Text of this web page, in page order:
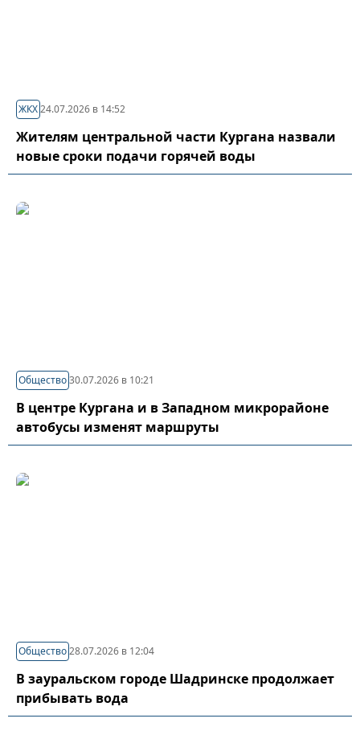
ЖКХ24.07.2026 в 14:52
Жителям центральной части Кургана назвали
новые сроки подачи горячей воды
Общество30.07.2026 в 10:21
В центре Кургана и в Западном микрорайоне
автобусы изменят маршруты
Общество28.07.2026 в 12:04
В зауральском городе Шадринске продолжает
прибывать вода